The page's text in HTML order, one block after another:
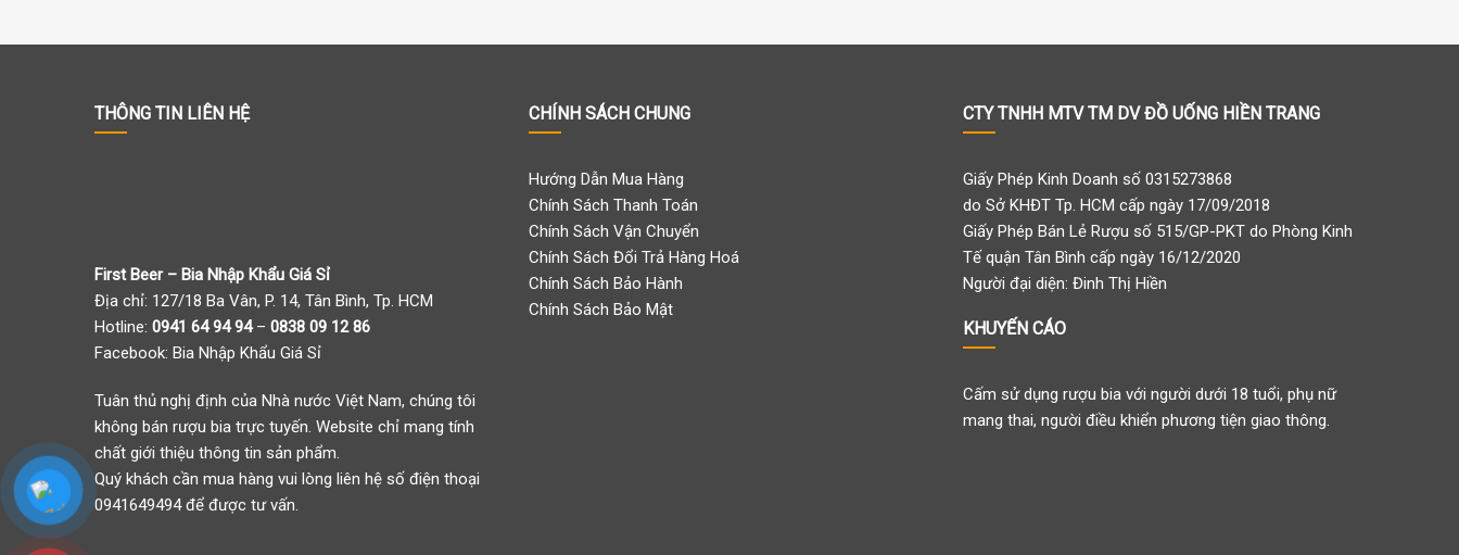
THÔNG TIN LIÊN HỆ
First Beer – Bia Nhập Khẩu Giá Sỉ
Địa chỉ: 127/18 Ba Vân, P. 14, Tân Bình, Tp. HCM
Hotline: 0941 64 94 94– 0838 09 12 86
Facebook: Bia Nhập Khẩu Giá Sỉ
Tuân thủ nghị định của Nhà nước Việt Nam, chúng tôi
không bán rượu bia trực tuyến. Website chỉ mang tính
chất giới thiệu thông tin sản phẩm.
Quý khách cần mua hàng vui lòng liên hệ số điện thoại
0941649494 để được tư vấn.
CHÍNH SÁCH CHUNG
Hướng Dẫn Mua Hàng
Chính Sách Thanh Toán
Chính Sách Vận Chuyển
Chính Sách Đổi Trả Hàng Hoá
Chính Sách Bảo Hành
Chính Sách Bảo Mật
CTY TNHH MTV TM DV ĐỒ UỐNG HIỀN TRANG
Giấy Phép Kinh Doanh số 0315273868
do Sở KHĐT Tp. HCM cấp ngày 17/09/2018
Giấy Phép Bán Lẻ Rượu số 515/GP-PKT do Phòng Kinh
Tế quận Tân Bình cấp ngày 16/12/2020
Người đại diện: Đinh Thị Hiền
KHUYẾN CÁO
Cấm sử dụng rượu bia với người dưới 18 tuổi, phụ nữ
mang thai, người điều khiển phương tiện giao thông.